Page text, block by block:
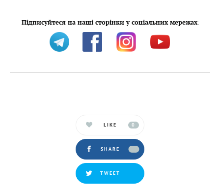
Підписуйтеся на наші сторінки у соціальних мережах:
LIKE 0
SHARE
TWEET